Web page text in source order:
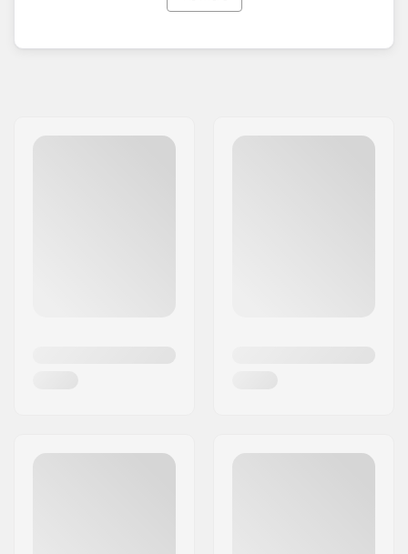
stor indflydelse på skiverdenen. De lagde ud med